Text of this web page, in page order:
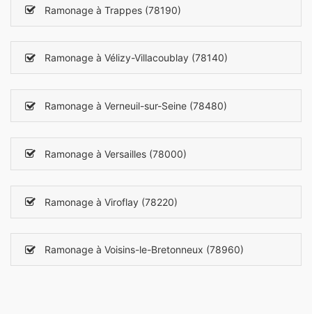
Ramonage à Trappes (78190)
Ramonage à Vélizy-Villacoublay (78140)
Ramonage à Verneuil-sur-Seine (78480)
Ramonage à Versailles (78000)
Ramonage à Viroflay (78220)
Ramonage à Voisins-le-Bretonneux (78960)